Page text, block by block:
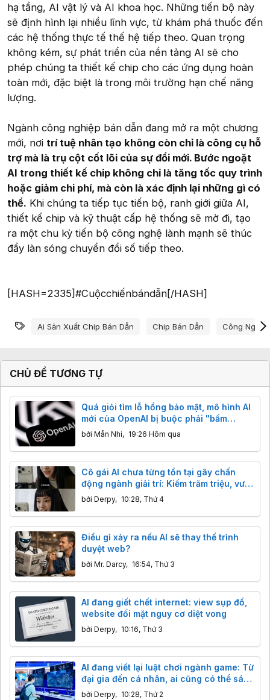
hạ tầng, AI vật lý và AI khoa học. Những tiến bộ này
sẽ định hình lại nhiều lĩnh vực, từ khám phá thuốc đến
các hệ thống thực tế thế hệ tiếp theo. Quan trọng
không kém, sự phát triển của nền tảng AI sẽ cho
phép chúng ta thiết kế chip cho các ứng dụng hoàn
toàn mới, đặc biệt là trong môi trường hạn chế năng
lượng.
Ngành công nghiệp bán dẫn đang mở ra một chương
mới, nơi trí tuệ nhân tạo không còn chỉ là công cụ hỗ
trợ mà là trụ cột cốt lõi của sự đổi mới. Bước ngoặt
AI trong thiết kế chip không chỉ là tăng tốc quy trình
hoặc giảm chi phí, mà còn là xác định lại những gì có
thể. Khi chúng ta tiếp tục tiến bộ, ranh giới giữa AI,
thiết kế chip và kỹ thuật cấp hệ thống sẽ mờ đi, tạo
ra một chu kỳ tiến bộ công nghệ lành mạnh sẽ thúc
đẩy làn sóng chuyển đổi số tiếp theo.
[HASH=2335]#Cuộcchiếnbándẫn[/HASH]
Từ khóa
Ai Sản Xuất Chip Bán Dẫn Chip Bán Dẫn Công Nghệ
CHỦ ĐỀ TƯƠNG TỰ
Quá giỏi tìm lỗ hổng bảo mật, mô hình AI
mới của OpenAI bị buộc phải "bấm
phanh"
bởi Mẫn Nhi, 19:26 Hôm qua
Cô gái AI chưa từng tồn tại gây chấn
động ngành giải trí: Kiếm trăm triệu, vượt
mặt sao thật
bởi Derpy, 10:28, Thứ 4
Điều gì xảy ra nếu AI sẽ thay thế trình
duyệt web?
bởi Mr. Darcy, 16:54, Thứ 3
AI đang giết chết internet: view sụp đổ,
website đối mặt nguy cơ diệt vong
bởi Derpy, 10:16, Thứ 3
AI đang viết lại luật chơi ngành game: Từ
đại gia đến cá nhân, ai cũng có thể sáng
tạo
bởi Derpy, 10:28, Thứ 2